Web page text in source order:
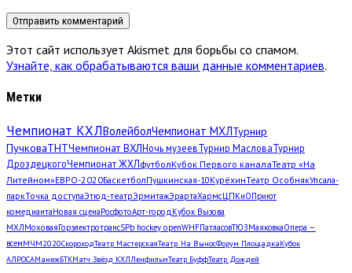
Этот сайт использует Akismet для борьбы со спамом.
Узнайте, как обрабатываются ваши данные комментариев.
Метки
Чемпионат КХЛВолейболЧемпионат МХЛТурнир
ПучковаТНТЧемпионат ВХЛНочь музеевТурнир МасловаТурнир
ДроздецкогоЧемпионат ЖХЛфутболКубок Первого каналаТеатр «На
Литейном»ЕВРО-2020БаскетболПушкинская-10КурёхинТеатр ОсобнякУпсала-
паркТочка доступаЭтюд-театрЭрмитажЭрартаХармсЦПКиОПриют
комедиантаНовая сценаРосфотоАрт-город Кубок Вызова
МХЛМоховаяГорэлектротрансSPb hockey openWHFПатласовТЮЗМаяковкаОпера —
всемМЧМ2020СкороходТеатр МастерскаяТеатр. На ВыносФорум ПлощадкаКубок
АЛРОСАМанежБТКМатч Звёзд КХЛЛенфильмТеатр БуффТеатр Дождей